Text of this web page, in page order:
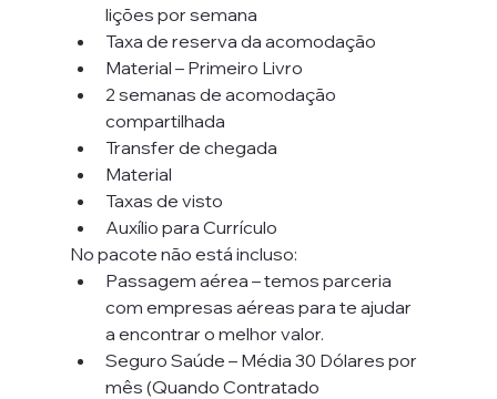
lições por semana
Taxa de reserva da acomodação
Material – Primeiro Livro
2 semanas de acomodação
compartilhada
Transfer de chegada
Material
Taxas de visto
Auxílio para Currículo
No pacote não está incluso:
Passagem aérea – temos parceria
com empresas aéreas para te ajudar
a encontrar o melhor valor.
Seguro Saúde – Média 30 Dólares por
mês (Quando Contratado